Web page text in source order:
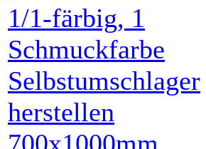
Selbstumschlager
herstellen